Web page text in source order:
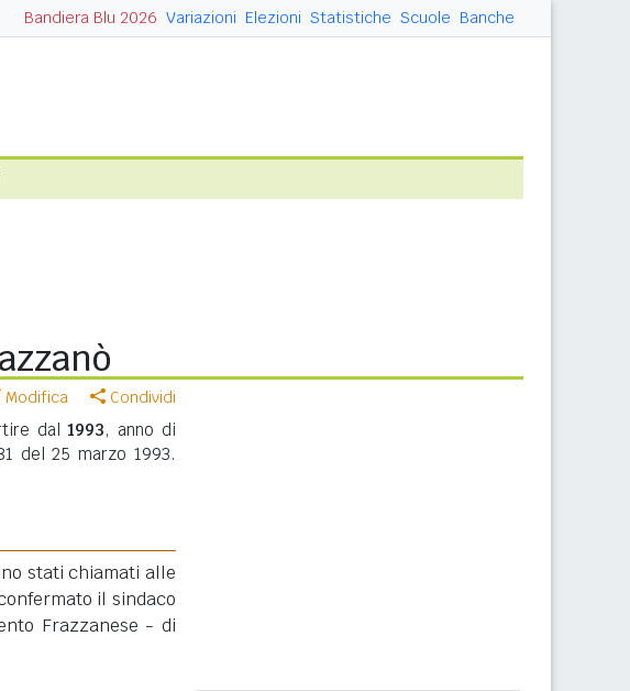
Bandiera Blu 2026 Variazioni Elezioni Statistiche Scuole Banche
Modifica Condividi
dal1993, anno di
del 25 marzo 1993.
stati chiamati alle
il sindaco
Frazzanese - di